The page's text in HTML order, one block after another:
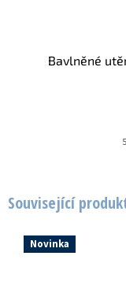
Související
Novinka
Bavlněné